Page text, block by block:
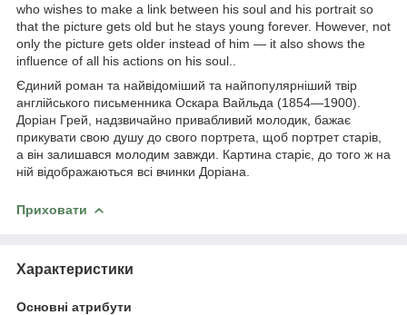
who wishes to make a link between his soul and his portrait so
that the picture gets old but he stays young forever. However, not
only the picture gets older instead of him — it also shows the
influence of all his actions on his soul..
Єдиний роман та найвідоміший та найпопулярніший твір
англійського письменника Оскара Вайльда (1854—1900).
Доріан Грей, надзвичайно привабливий молодик, бажає
прикувати свою душу до свого портрета, щоб портрет старів,
а він залишався молодим завжди. Картина старіє, до того ж на
ній відображаються всі вчинки Доріана.
Приховати
Характеристики
Основні атрибути